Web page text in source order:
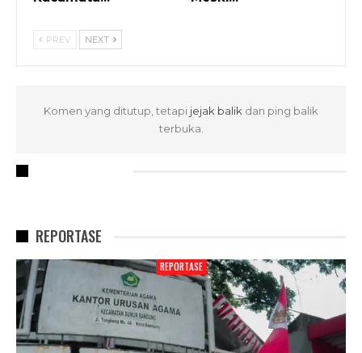
PREV NEXT
Komen yang ditutup, tetapi jejak balik dan ping balik
terbuka.
REPORTASE
REPORTASE